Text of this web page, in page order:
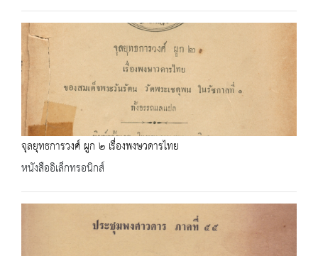
จุลยุทธการวงศ์ ผูก ๒ เรื่องพงษวดารไทย
หนังสืออิเล็กทรอนิกส์